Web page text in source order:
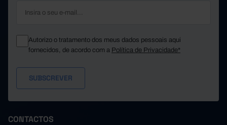
Autorizo o tratamento dos meus dados pessoais aqui
fornecidos, de acordo com a Política de Privacidade*
CONTACTOS